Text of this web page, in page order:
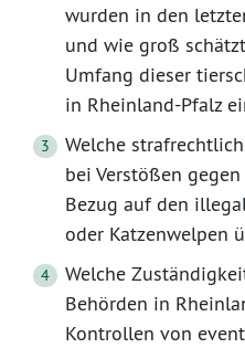
wurden in den
und wie groß
Umfang dieser
in Rheinland-Pfalz
Welche
bei Verstößen
Bezug auf den
oder Katzenwelpen
Welche
Behörden in
Kontrollen von